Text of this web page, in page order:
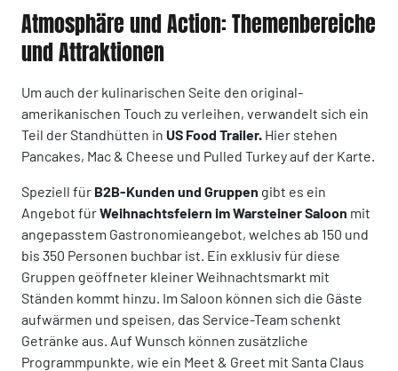
Atmosphäre und Action: Themenbereiche
und Attraktionen
Um auch der kulinarischen Seite den original-
amerikanischen Touch zu verleihen, verwandelt sich ein
Teil der Standhütten in US Food Trailer. Hier stehen
Pancakes, Mac & Cheese und Pulled Turkey auf der Karte.
Speziell für B2B-Kunden und Gruppen gibt es ein
Angebot fürWeihnachtsfeiern im Warsteiner Saloon mit
angepasstem Gastronomieangebot, welches ab 150 und
bis 350 Personen buchbar ist. Ein exklusiv für diese
Gruppen geöffneter kleiner Weihnachtsmarkt mit
Ständen kommt hinzu. Im Saloon können sich die Gäste
aufwärmen und speisen, das Service-Team schenkt
Getränke aus. Auf Wunsch können zusätzliche
Programmpunkte, wie ein Meet & Greet mit Santa Claus